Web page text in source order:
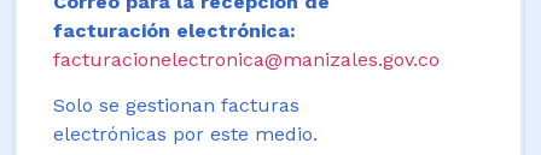
facturación electrónica:
facturacionelectronica@manizales.gov.co
Solo se gestionan facturas
electrónicas por este medio.